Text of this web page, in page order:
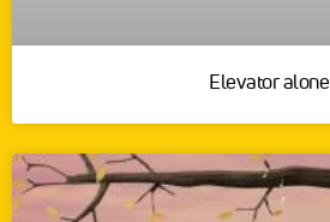
Elevator alone